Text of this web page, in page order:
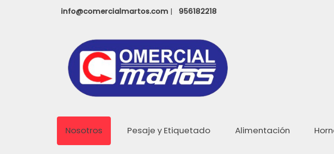
info@comercialmartos.com| 956182218
Nosotros Pesaje y Etiquetado Alimentación